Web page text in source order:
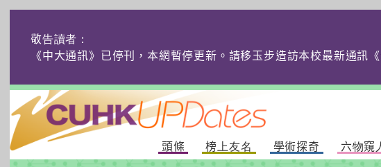
敬告讀者：
《中大通訊》已停刊，本網暫停更新。請移玉步造訪本校最新通訊
頭條 榜上友名 學術探奇 六物窺